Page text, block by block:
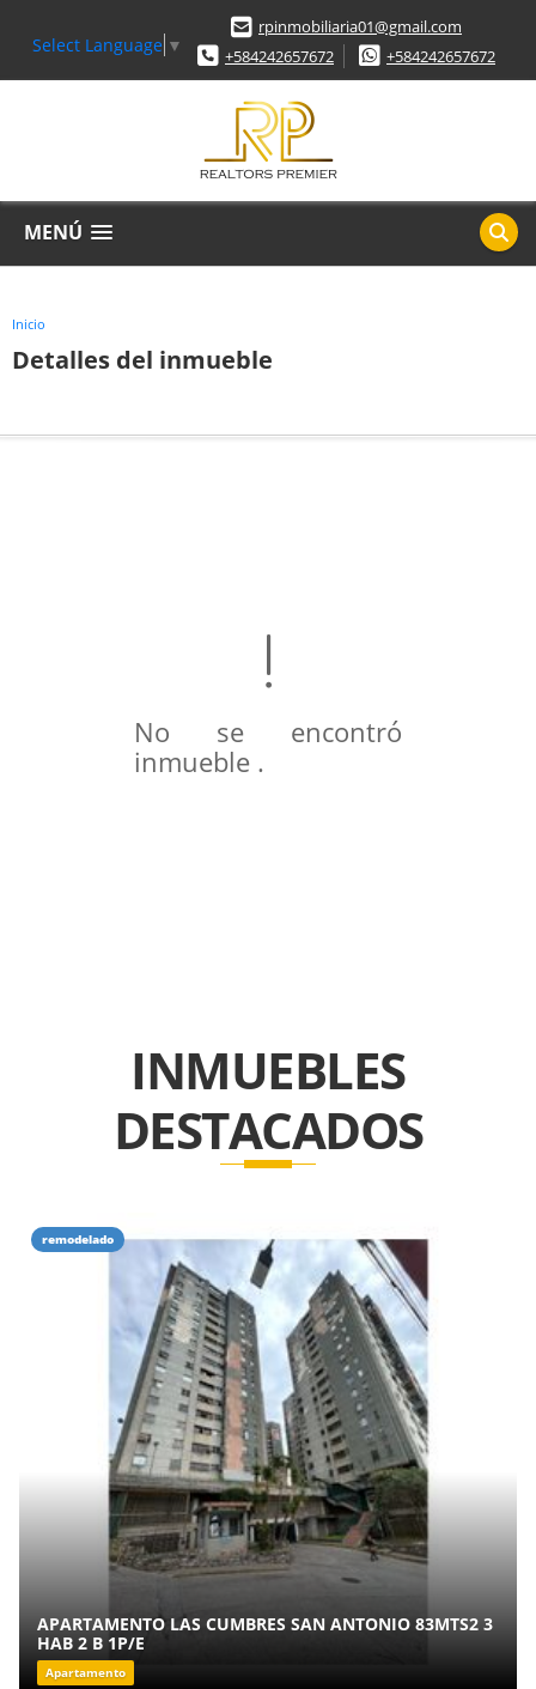
Select Language ▼
rpinmobiliaria01@gmail.com
+584242657672
+584242657672
MENÚ
Inicio
Detalles del inmueble
No se encontró
inmueble .
INMUEBLES
DESTACADOS
remodelado
APARTAMENTO LAS CUMBRES SAN ANTONIO 83MTS2 3
HAB 2 B 1P/E
Apartamento